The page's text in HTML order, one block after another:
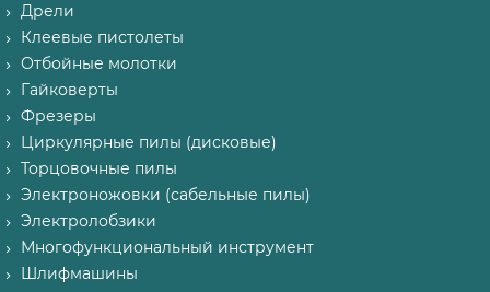
Дрели
Клеевые пистолеты
Отбойные молотки
Гайковерты
Фрезеры
Циркулярные пилы (дисковые)
Торцовочные пилы
Электроножовки (сабельные пилы)
Электролобзики
Многофункциональный инструмент
Шлифмашины